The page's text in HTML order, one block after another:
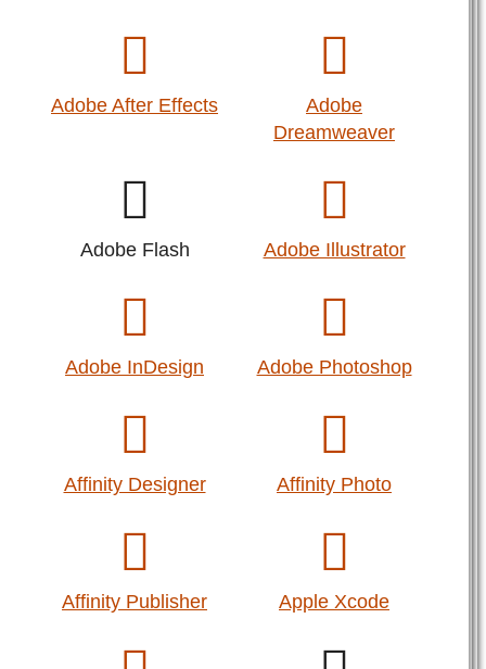
Adobe After Effects
Adobe
Dreamweaver
Adobe Flash Adobe Illustrator
Adobe InDesign Adobe Photoshop
Affinity Designer Affinity Photo
Affinity Publisher Apple Xcode